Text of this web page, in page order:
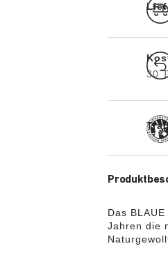
30
Das
Jahren die